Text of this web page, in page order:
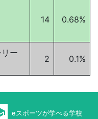
14 0.68%
ー
2 0.1%
eスポーツが学べる学校